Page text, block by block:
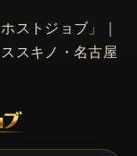
ストジョブ」｜
スキノ・名古屋